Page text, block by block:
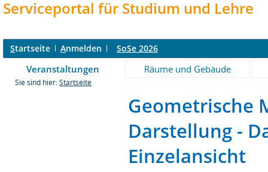
Serviceportal für Studium und Lehre
Startseite Anmelden SoSe 2026
Veranstaltungen Räume und Gebäude
Sie sind hier: Startseite
Geometrische
Darstellung -
Einzelansicht